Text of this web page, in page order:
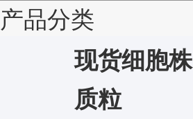
产品分类
现货细胞株
质粒